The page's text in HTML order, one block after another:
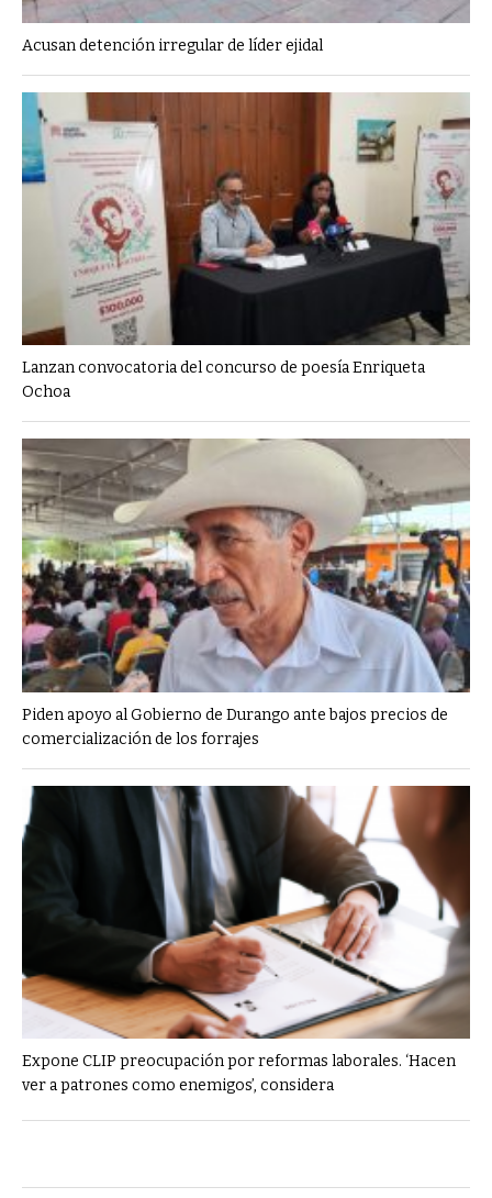
Acusan detención irregular de líder ejidal
Lanzan convocatoria del concurso de poesía Enriqueta
Ochoa
Piden apoyo al Gobierno de Durango ante bajos precios de
comercialización de los forrajes
Expone CLIP preocupación por reformas laborales. ‘Hacen
ver a patrones como enemigos’, considera